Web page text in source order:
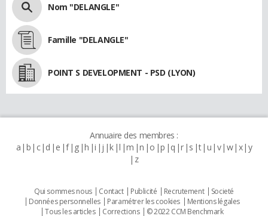
Nom "DELANGLE"
Famille "DELANGLE"
POINT S DEVELOPMENT - PSD (LYON)
Annuaire des membres :
a b c d e f g h i j k l m n o p q r s t u v w x y
z
Qui sommes nous Contact Publicité Recrutement
Societé
Données personnelles
Paramétrer les cookies
Mentions légales
Tous les articles
Corrections © 2022 CCM Benchmark